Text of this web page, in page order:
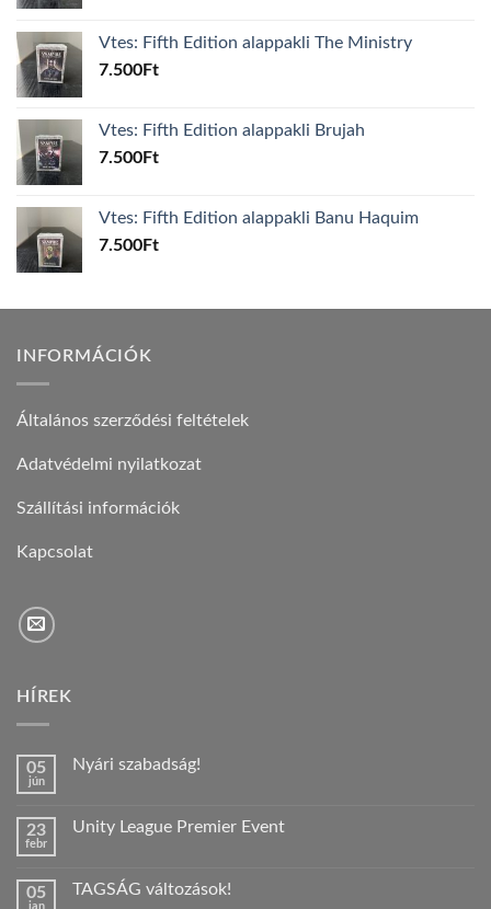
Vtes: Fifth Edition alappakli The Ministry
7.500Ft
Vtes: Fifth Edition alappakli Brujah
7.500Ft
Vtes: Fifth Edition alappakli Banu Haquim
7.500Ft
INFORMÁCIÓK
Általános szerződési feltételek
Adatvédelmi nyilatkozat
Szállítási információk
Kapcsolat
HÍREK
05
jún
Nyári szabadság!
Nyári
23
febr
Unity League Premier Event
Unity
05
jan
TAGSÁG változások!